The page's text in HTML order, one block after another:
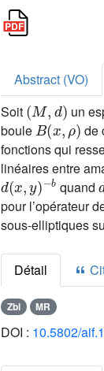
Abstract (VO)
Soit
(M,d)
un
boule
B(x,ρ )
de
fonctions qui
linéaires entre
d(x,y)-b
quand
pour l’opérateur
sous-elliptiques
Détail
Zbl MR
DOI : 10.5802/